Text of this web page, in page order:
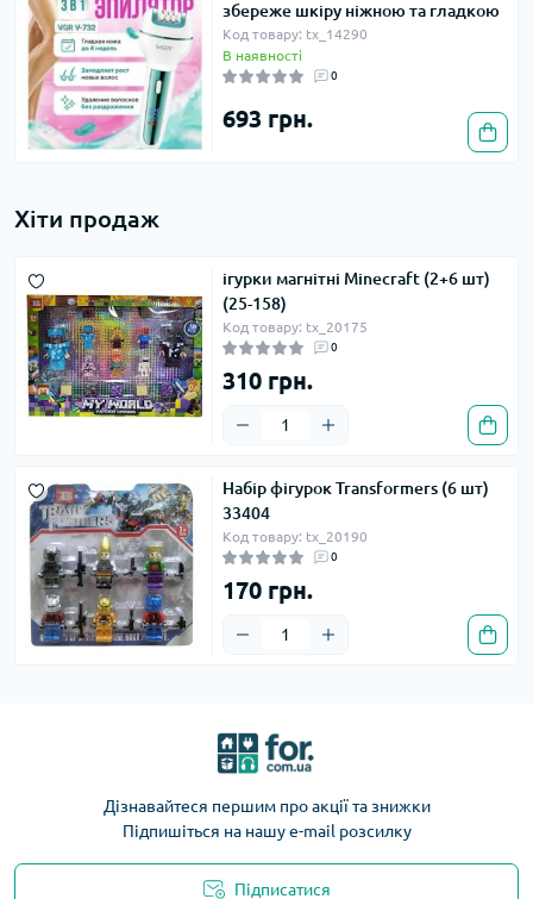
збереже шкіру ніжною та гладкою
Код товару: tx_14290
В наявності
0
693 грн.
Хіти продаж
ігурки магнітні Minecraft (2+6 шт)
(25-158)
Код товару: tx_20175
0
310 грн.
Набір фігурок Transformers (6 шт)
33404
Код товару: tx_20190
0
170 грн.
Дізнавайтеся першим про акції та знижки
Підпишіться на нашу e-mail розсилку
Підписатися